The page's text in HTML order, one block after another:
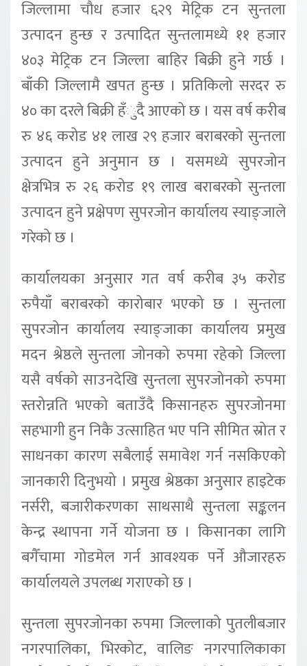
जिल्लामा चौध हजार ६२९ मेट्रिक टन सुन्तला
उत्पादन हुन्छ र उत्पादित सुन्तलामध्ये ११ हजार
४०३ मेट्रिक टन जिल्ला बाहिर बिक्री हुने गर्छ ।
बाँकी जिल्लामै खपत हुन्छ । प्रतिकिलो सरदर रु
४० का दरले बिक्री हँुदै आएको छ । यस वर्ष करीब
रु ४६ करोड ४१ लाख २९ हजार बराबरको सुन्तला
उत्पादन हुने अनुमान छ । यसमध्ये सुपरजोन
क्षेत्रभित्र रु २६ करोड १९ लाख बराबरको सुन्तला
उत्पादन हुने प्रक्षेपण सुपरजोन कार्यालय स्याङ्जाले
गरेको छ ।
कार्यालयका अनुसार गत वर्ष करीब ३५ करोड
रुपैयाँ बराबरको कारोबार भएको छ । सुन्तला
सुपरजोन कार्यालय स्याङ्जाका कार्यालय प्रमुख
मदन श्रेष्ठले सुन्तला जोनको रुपमा रहेको जिल्ला
यसै वर्षको साउनदेखि सुन्तला सुपरजोनको रुपमा
स्तरोन्नति भएको बताउँदै किसानहरु सुपरजोनमा
सहभागी हुन निकै उत्साहित भए पनि सीमित स्रोत र
साधनका कारण सबैलाई समावेश गर्न नसकिएको
जानकारी दिनुभयो । प्रमुख श्रेष्ठका अनुसार हाइटेक
नर्सरी, बजारीकरणका साथसाथै सुन्तला सङ्कलन
केन्द्र स्थापना गर्ने योजना छ । किसानका लागि
बगैँचामा गोडमेल गर्न आवश्यक पर्ने औजारहरु
कार्यालयले उपलब्ध गराएको छ ।
सुन्तला सुपरजोनका रुपमा जिल्लाको पुतलीबजार
नगरपालिका, भिरकोट, वालिङ नगरपालिकाका